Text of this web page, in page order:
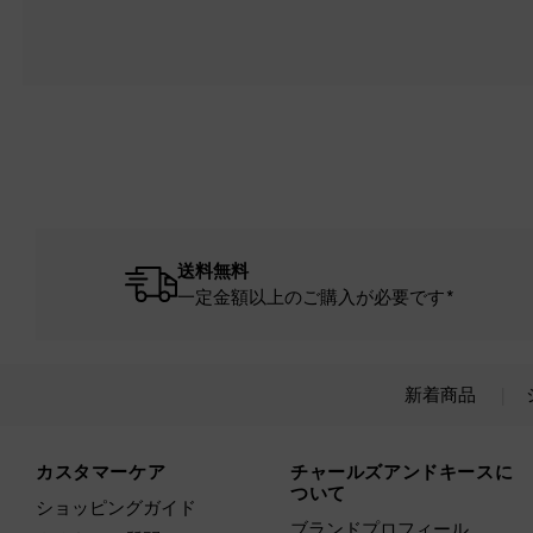
送料無料
一定金額以上のご購入が必要です*
新着商品
カスタマーケア
ショッピングガイド
チャールズアンドキースに
ついて